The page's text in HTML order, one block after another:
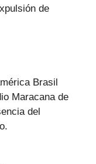
de
Brasil
Maracana de
del